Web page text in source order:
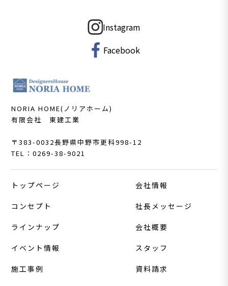
Instagram
Facebook
NORIA HOME(ノリアホーム)
有限会社 東建工業
〒383-0032長野県中野市更科998-12
TEL：0269-38-9021
トップページ
コンセプト
ラインナップ
イベント情報
施工事例
会社情報
社長メッセージ
会社概要
スタッフ
資料請求